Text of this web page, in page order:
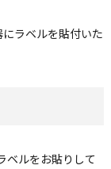
ラベルを貼付いた
ベルをお貼りして